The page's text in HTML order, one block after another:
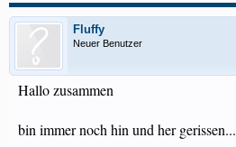
Fluffy
Neuer Benutzer
Hallo zusammen
bin immer noch hin und her gerissen...